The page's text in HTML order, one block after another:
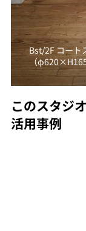
Bst/2F コート
（
このスタジ
活用事例